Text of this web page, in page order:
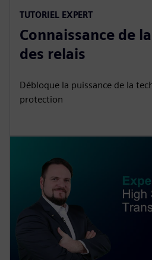
TUTORIEL EXPERT
Connaissance de
des relais
Débloque la puissance de la
protection